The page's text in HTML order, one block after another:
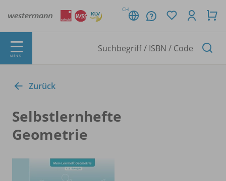
CH
MENÜ
Zurück
Selbstlernhefte
Geometrie